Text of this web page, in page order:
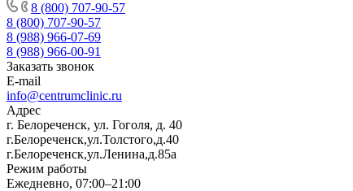
8 (800) 707-90-57
8 (800) 707-90-57
8 (988) 966-07-69
8 (988) 966-00-91
Заказать звонок
E-mail
info@centrumclinic.ru
Адрес
г. Белореченск, ул. Гоголя, д. 40
г.Белореченск,ул.Толстого,д.40
г.Белореченск,ул.Ленина,д.85а
Режим работы
Ежедневно, 07:00–21:00